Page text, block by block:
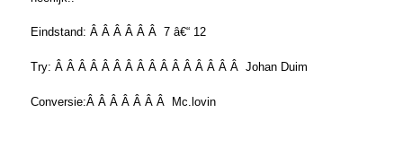
Eindstand: Â Â Â Â Â Â 7 â€“ 12
Try: Â Â Â Â Â Â Â Â Â Â Â Â Â Â Â Â Johan Duim
Conversie:Â Â Â Â Â Â Â Mc.lovin